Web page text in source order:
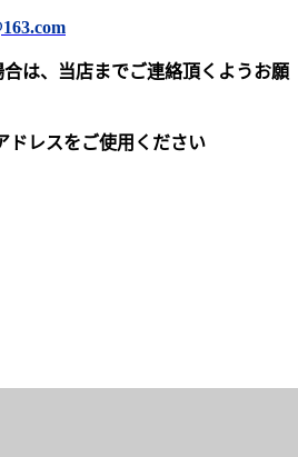
は、当店までご連絡頂くようお願
ドレスをご使用ください